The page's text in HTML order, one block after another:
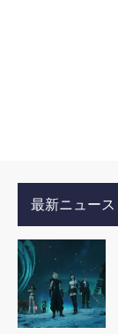
最新ニュース